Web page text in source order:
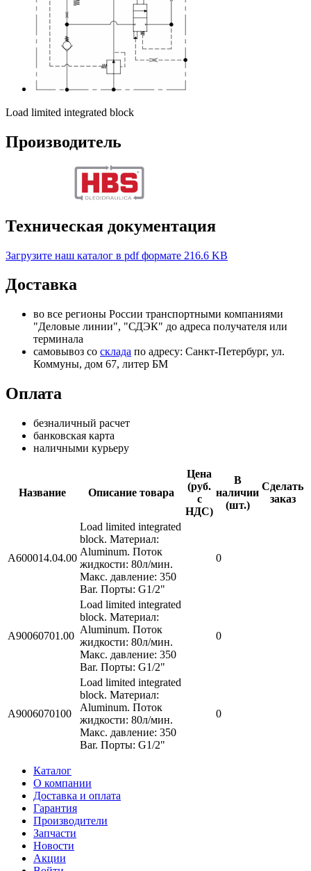
Load limited integrated block
Производитель
Техническая документация
Загрузите наш каталог в pdf формате 216.6 KB
Доставка
во все регионы России транспортными компаниями
"Деловые линии", "СДЭК" до адреса получателя или
терминала
самовывоз со склада по адресу: Санкт-Петербург, ул.
Коммуны, дом 67, литер БМ
Оплата
безналичный расчет
банковская карта
наличными курьеру
Название Описание товара
Цена
(руб.
с
НДС)
В
наличии
(шт.)
Сделать
заказ
A600014.04.00
Load limited integrated
block. Материал:
Aluminum. Поток
жидкости: 80л/мин.
Макс. давление: 350
Bar. Порты: G1/2"
0
A90060701.00
Load limited integrated
block. Материал:
Aluminum. Поток
жидкости: 80л/мин.
Макс. давление: 350
Bar. Порты: G1/2"
0
A9006070100
Load limited integrated
block. Материал:
Aluminum. Поток
жидкости: 80л/мин.
Макс. давление: 350
Bar. Порты: G1/2"
0
Каталог
О компании
Доставка и оплата
Гарантия
Производители
Запчасти
Новости
Акции